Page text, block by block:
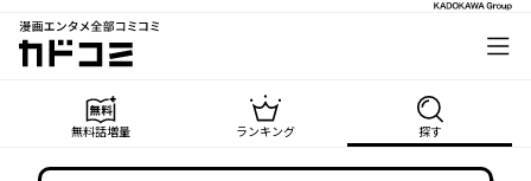
漫画エンタメ全部コミコミ
カドコミ
無料話増量 ランキング 探す